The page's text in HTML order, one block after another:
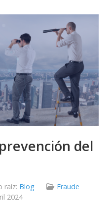
del
raíz: Blog
Fraude
2024